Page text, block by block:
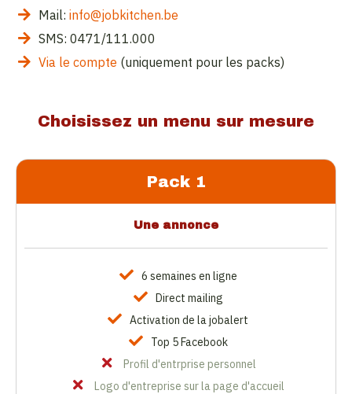
Mail: info@jobkitchen.be
SMS: 0471/111.000
Via le compte (uniquement pour les packs)
Choisissez un menu sur mesure
Pack 1
Une annonce
6 semaines en ligne
Direct mailing
Activation de la jobalert
Top 5 Facebook
Profil d'entrprise personnel
Logo d'entreprise sur la page d'accueil